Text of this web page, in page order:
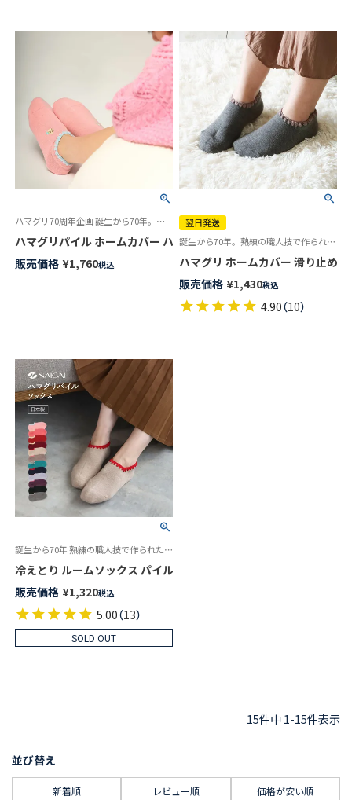
ハマグリ70周年企画 誕生から70年。熟練の職人技で作られた逸品 「ハマグリパイル」 冷えとり ルームソックス
ハマグリパイル ホームカバー ハマグリちゃん刺しゅう 室内用靴下
販売価格 ¥1,760税込
翌日発送
誕生から70年。熟練の職人技で作られた逸品 パイルソックス 冷えとり ルームソックス
ハマグリ ホームカバー 滑り止め
販売価格 ¥1,430税込
4.90（10）
誕生から70年 熟練の職人技で作られた逸品「ハマグリ」冷えとり ルームソックス
販売価格 ¥1,320税込
5.00（13）
SOLD OUT
並び替え
新着順 レビュー順 価格が安い順
15件中 1-15件表示